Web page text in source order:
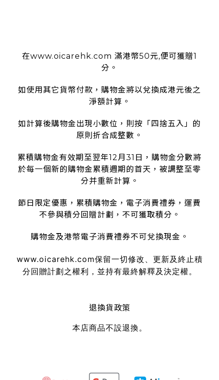
在www.oicarehk.com 滿港幣50元,便可獲贈1
分。
如使用其它貨幣付款，購物金將以兌換成港元後之
淨額計算。
如計算後購物金出現小數位，則按「四捨五入」的
原則折合成整數。
累積購物金有效期至翌年12月31日，購物金分數將
於每一個新的購物金累積週期的首天，被調整至零
分并重新計算。
節日限定優惠，累積購物金，電子消費禮券，運費
不參與積分回贈計劃，不可獲取積分。
購物金及港幣電子消費禮券不可兌換現金。
www.oicarehk.com保留一切修改、更新及終止積
分回贈計劃之權利，並持有最終解釋及決定權。
退換貨政策
本店商品不設退換。